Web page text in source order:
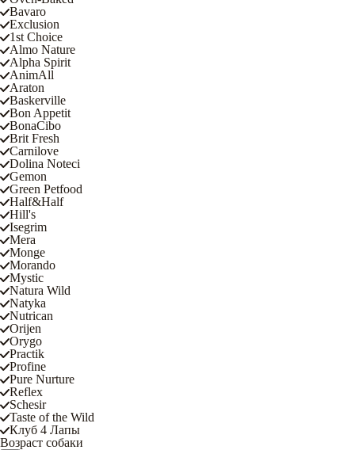
Bavaro
Exclusion
1st Choice
Almo Nature
Alpha Spirit
AnimAll
Araton
Baskerville
Bon Appetit
BonaCibo
Brit Fresh
Carnilove
Dolina Noteci
Gemon
Green Petfood
Half&Half
Hill's
Isegrim
Mera
Monge
Morando
Mystic
Natura Wild
Natyka
Nutrican
Orijen
Orygo
Practik
Profine
Pure Nurture
Reflex
Schesir
Taste of the Wild
Клуб 4 Лапы
Возраст собаки